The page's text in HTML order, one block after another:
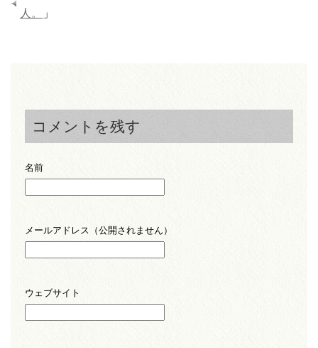
人。
」
コメントを残す
名前
メールアドレス（公開されません）
ウェブサイト